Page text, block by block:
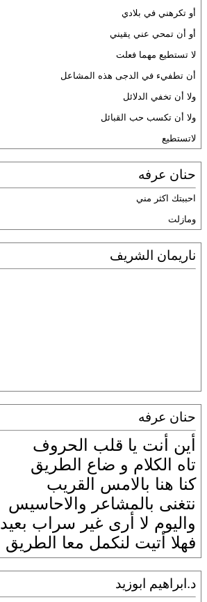
أو تكرهني في بلادي
أو أن تمحي عني يقيني
لا تستطيع مهما فعلت
أن تطفيء في الدجى هذه المشاعل
ولا أن تخفي الدلائل
ولا أن تكسب حب القبائل
لاتستطيع
حنان عرفه
احببتك اكثر مني
ومازلت
ناريمان الشريف
حنان عرفه
أين أنت يا قلب الحروف
تاه الكلام و ضاع الطريق
كنا هنا بالامس القريب
نتغنى بالمشاعر والاحاسيس
واليوم لا أرى غير سراب بعيد
فهلا أتيت لنكمل معا الطريق
د.ابراهيم ابوزيد